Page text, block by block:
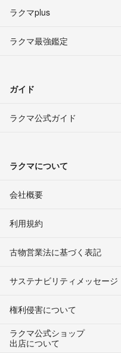
ラクマplus
ラクマ最強鑑定
ガイド
ラクマ公式ガイド
ラクマについて
会社概要
利用規約
古物営業法に基づく表記
サステナビリティメッセージ
権利侵害について
ラクマ公式ショップ
出店について